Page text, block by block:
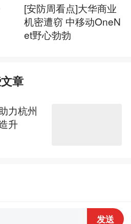
[安防周看点]大华商业
机密遭窃 中移动OneN
et野心勃勃
章
力杭州
升
发送